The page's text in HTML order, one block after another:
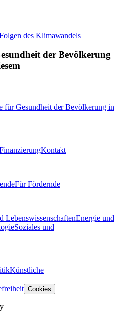
des Klimawandels
der Bevölkerung
für Gesundheit der Bevölkerung in
FinanzierungKontakt
Für Fördernde
LebenswissenschaftenEnergie und
Soziales und
Künstliche
Cookies